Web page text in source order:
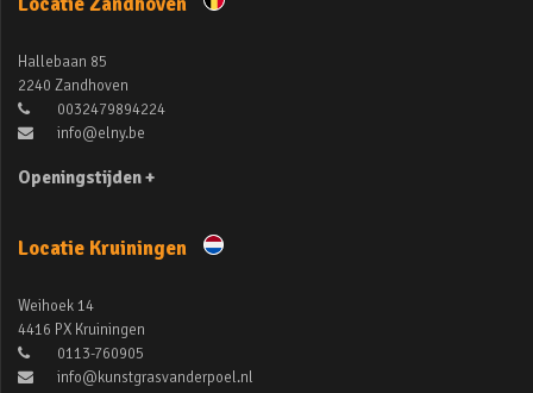
Hallebaan 85
2240 Zandhoven
0032479894224
info@elny.be
Openingstijden +
Locatie Kruiningen
Weihoek 14
4416 PX Kruiningen
0113-760905
info@kunstgrasvanderpoel.nl